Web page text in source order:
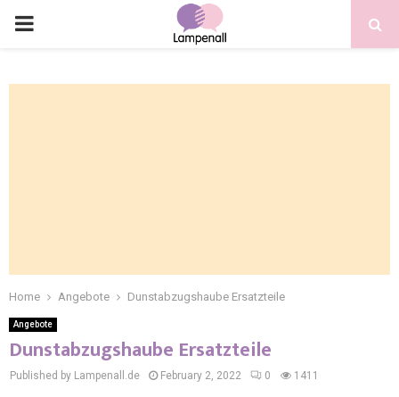
Home Angebote Dunstabzugshaube Ersatzteile
Angebote
Dunstabzugshaube Ersatzteile
Published by Lampenall.de February 2, 2022 0 1411